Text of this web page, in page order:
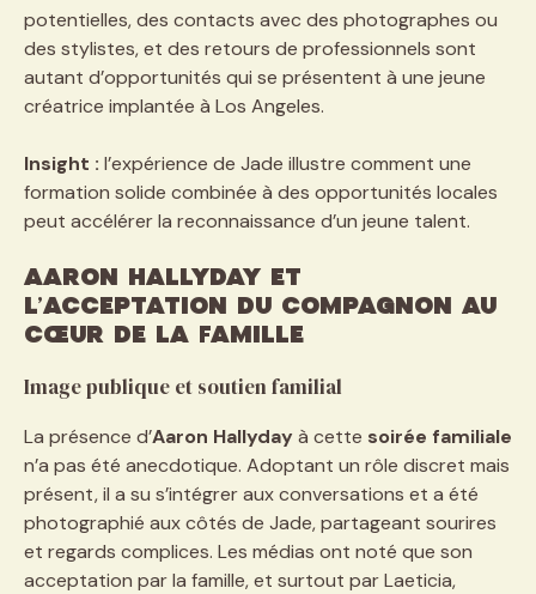
potentielles, des contacts avec des photographes ou
des stylistes, et des retours de professionnels sont
autant d’opportunités qui se présentent à une jeune
créatrice implantée à Los Angeles.
Insight : l’expérience de Jade illustre comment une
formation solide combinée à des opportunités locales
peut accélérer la reconnaissance d’un jeune talent.
Aaron Hallyday et
l’acceptation du compagnon au
cœur de la famille
Image publique et soutien familial
La présence d’Aaron Hallydayà cette soirée familiale
n’a pas été anecdotique. Adoptant un rôle discret mais
présent, il a su s’intégrer aux conversations et a été
photographié aux côtés de Jade, partageant sourires
et regards complices. Les médias ont noté que son
acceptation par la famille, et surtout par Laeticia,